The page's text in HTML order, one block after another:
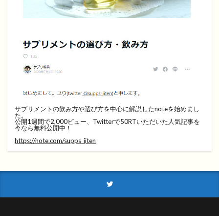
サプリメントの飲み方や選び方を中心に解説したnoteを始めまし
た。
公開1週間で2,000ビュー、Twitterで50RTいただいた人気記事を
今なら無料公開中！
https://note.com/supps_jiten